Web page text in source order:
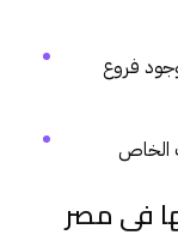
فروع
الخاص
فى مصر